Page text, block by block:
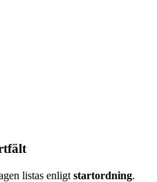
listas enligt startordning.